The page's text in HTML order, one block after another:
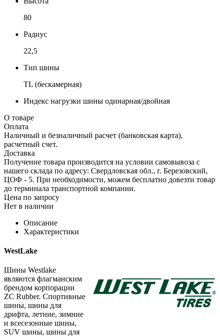
80
Радиус
22,5
Тип шины
TL (бескамерная)
Индекс нагрузки шины одинарная/двойная
О товаре
Оплата
Наличный и безналичный расчет (банковская карта),
расчетный счет.
Доставка
Получение товара производится на условии самовывоза с
нашего склада по адресу: Свердловская обл., г. Березовский,
ЦОФ - 5. При необходимости, можем бесплатно довезти товар
до терминала транспортной компании.
Цена по запросу
Нет в наличии
Описание
Характеристики
WestLake
Шины Westlake
являются флагманским
брендом корпорации
ZC Rubber. Спортивные
шины, шины для
дрифта, летние, зимние
и всесезонные шины,
SUV шины, шины для